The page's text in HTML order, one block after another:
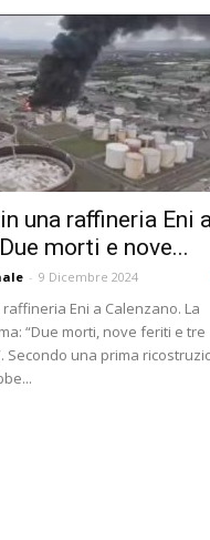
una raffineria Eni
morti e nove...
- 9 Dicembre 2024
Eni a Calenzano. La
“Due morti, nove feriti e tre
Secondo una prima